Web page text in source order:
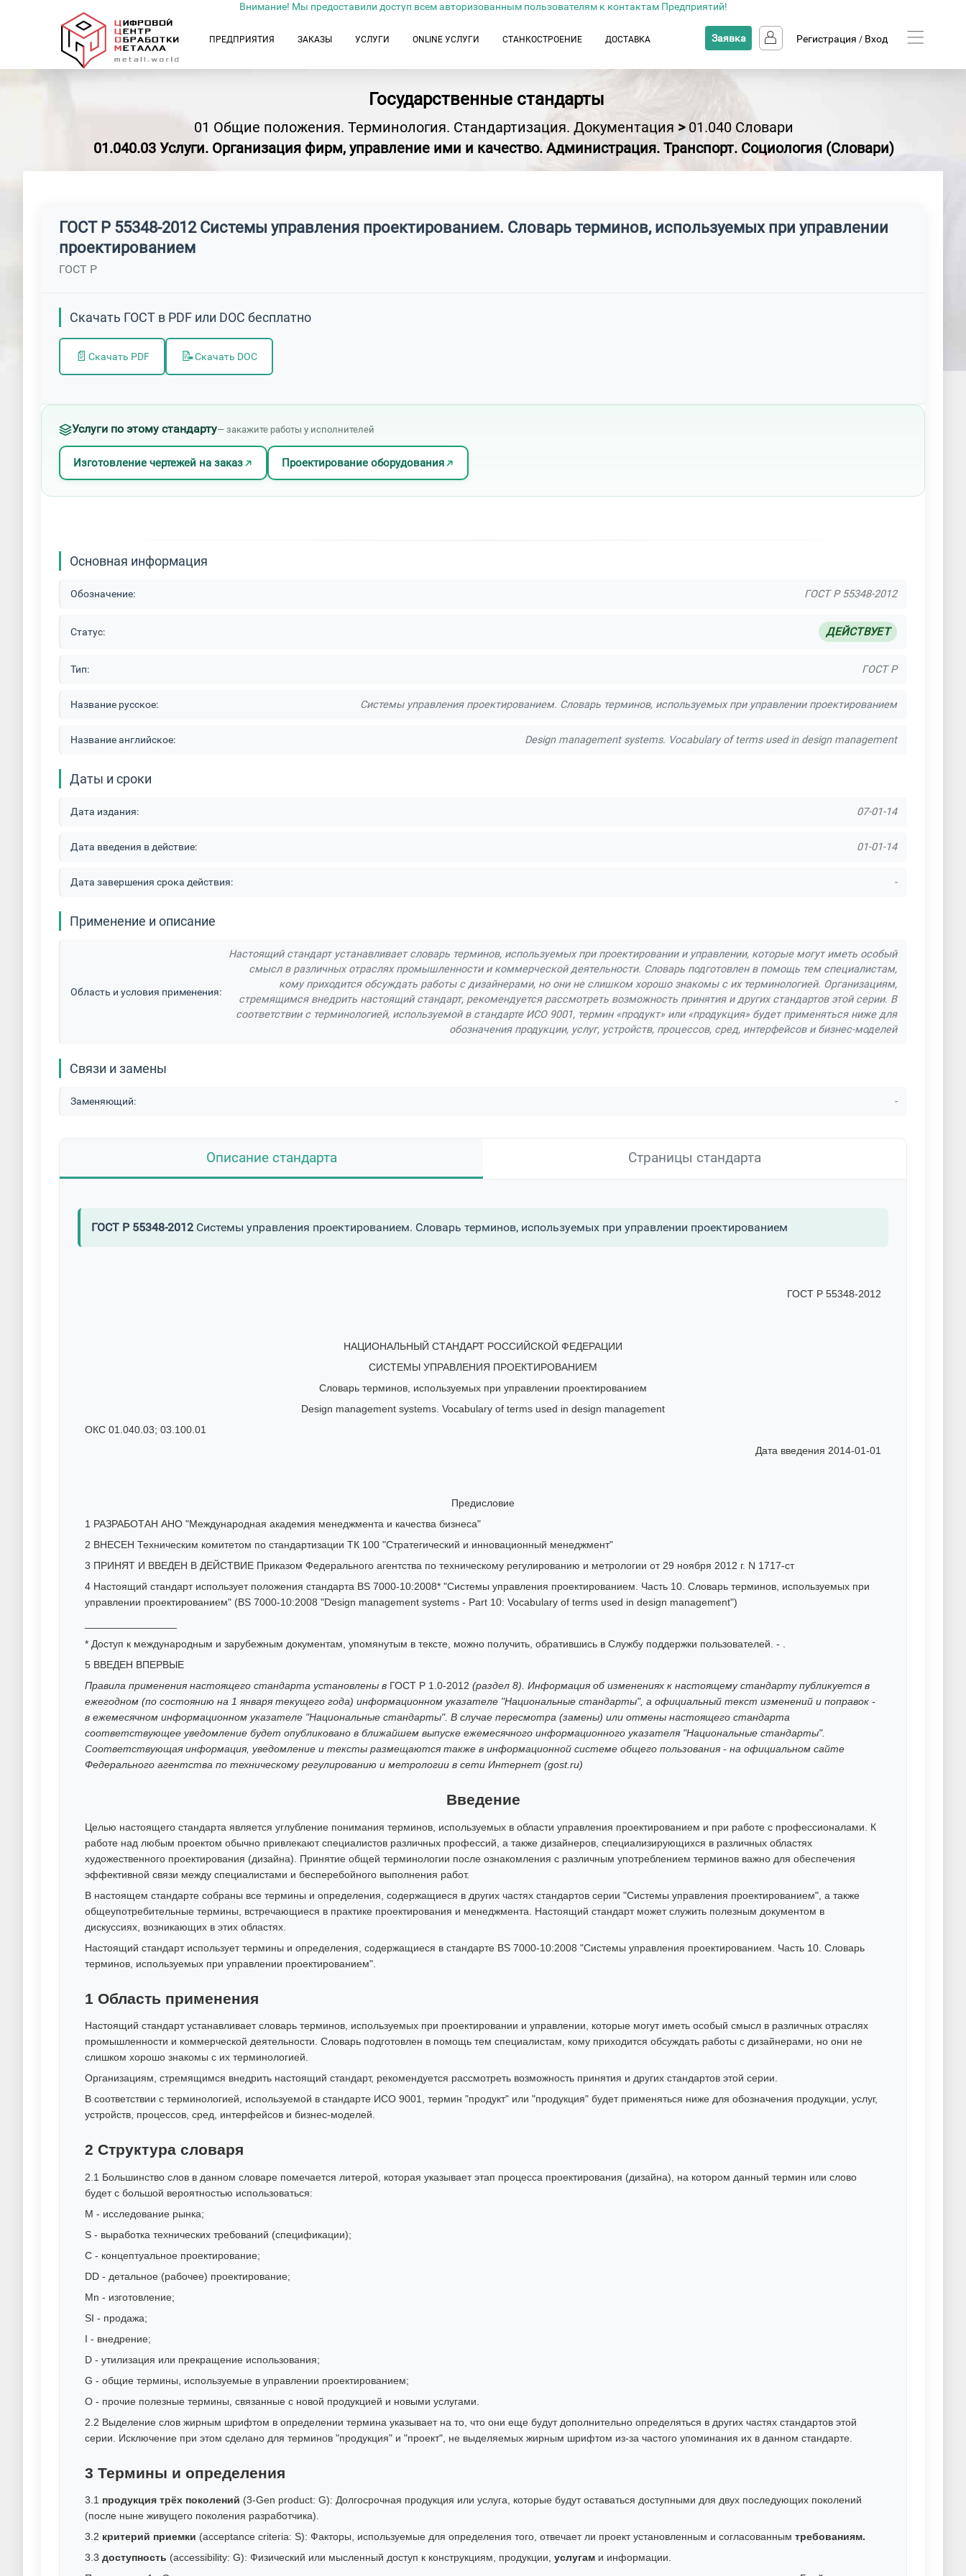
Внимание! Мы предоставили доступ всем авторизованным пользователям к контактам Предприятий!
ПРЕДПРИЯТИЯ ЗАКАЗЫ УСЛУГИ ONLINE УСЛУГИ СТАНКОСТРОЕНИЕ ДОСТАВКА Заявка Регистрация / Вход
Государственные стандарты
01 Общие положения. Терминология. Стандартизация. Документация > 01.040 Словари
01.040.03 Услуги. Организация фирм, управление ими и качество. Администрация. Транспорт. Социология (Словари)
ГОСТ Р 55348-2012 Системы управления проектированием. Словарь терминов, используемых при управлении
проектированием
ГОСТ Р
Скачать ГОСТ в PDF или DOC бесплатно
📄 Скачать PDF 📝Скачать DOC
Услуги по этому стандарту— закажите работы у исполнителей
Изготовление чертежей на заказ Проектирование оборудования
Основная информация
Обозначение: ГОСТ Р 55348-2012
Статус: ДЕЙСТВУЕТ
Тип: ГОСТ Р
Название русское: Системы управления проектированием. Словарь терминов, используемых при управлении проектированием
Название английское: Design management systems. Vocabulary of terms used in design management
Даты и сроки
Дата издания: 07-01-14
Дата введения в действие: 01-01-14
Дата завершения срока действия: -
Применение и описание
Область и условия применения:
Настоящий стандарт устанавливает словарь терминов, используемых при проектировании и управлении, которые могут иметь особый
смысл в различных отраслях промышленности и коммерческой деятельности. Словарь подготовлен в помощь тем специалистам,
кому приходится обсуждать работы с дизайнерами, но они не слишком хорошо знакомы с их терминологией. Организациям,
стремящимся внедрить настоящий стандарт, рекомендуется рассмотреть возможность принятия и других стандартов этой серии. В
соответствии с терминологией, используемой в стандарте ИСО 9001, термин «продукт» или «продукция» будет применяться ниже для
обозначения продукции, услуг, устройств, процессов, сред, интерфейсов и бизнес-моделей
Связи и замены
Заменяющий: -
Описание стандарта Страницы стандарта
ГОСТ Р 55348-2012 Системы управления проектированием. Словарь терминов, используемых при управлении проектированием